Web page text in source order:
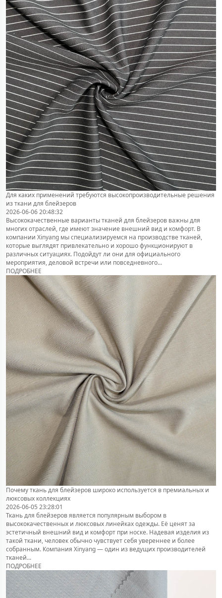
Для каких применений требуются высокопроизводительные решения
из ткани для блейзеров
2026-06-06 20:48:32
Высококачественные варианты тканей для блейзеров важны для
многих отраслей, где имеют значение внешний вид и комфорт. В
компании Xinyang мы специализируемся на производстве тканей,
которые выглядят привлекательно и хорошо функционируют в
различных ситуациях. Подойдут ли они для официального
мероприятия, деловой встречи или повседневного...
ПОДРОБНЕЕ
Почему ткань для блейзеров широко используется в премиальных и
люксовых коллекциях
2026-06-05 23:28:01
Ткань для блейзеров является популярным выбором в
высококачественных и люксовых линейках одежды. Её ценят за
эстетичный внешний вид и комфорт при носке. Надевая изделия из
такой ткани, человек обычно чувствует себя увереннее и более
собранным. Компания Xinyang — один из ведущих производителей
тканей...
ПОДРОБНЕЕ